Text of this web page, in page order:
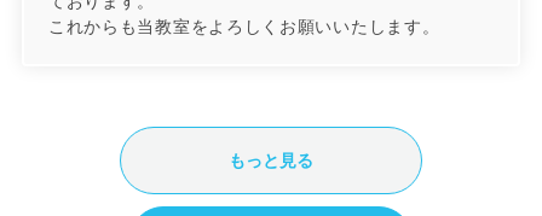
これからも当教室をよろしくお願いいたします。
もっと見る